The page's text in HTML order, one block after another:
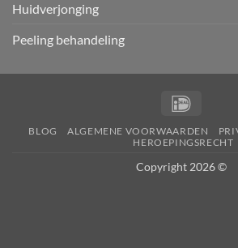
Huidverjonging
Peeling behandeling
BLOG ALGEMENE VOORWAARDEN
HEROEPINGSRECHT
Copyright 2026 ©